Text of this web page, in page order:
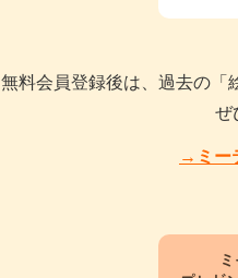
無料会員登録後は、過去の「
ぜ
→ミー